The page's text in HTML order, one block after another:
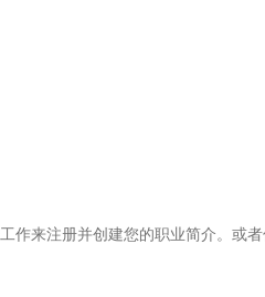
作来注册并创建您的职业简介。或